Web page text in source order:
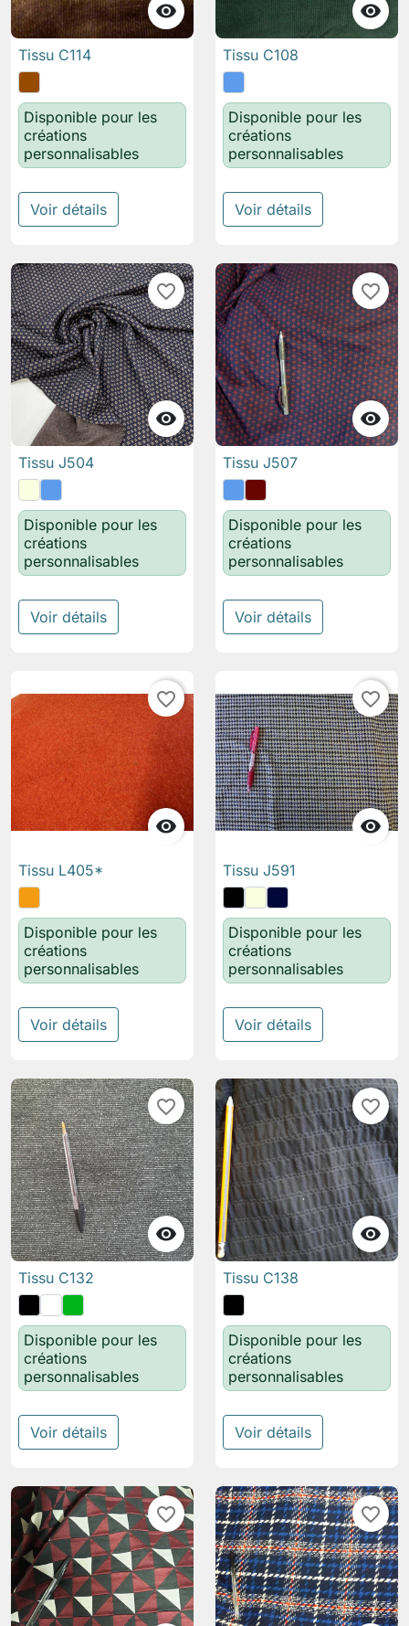

Tissu C114
Disponible pour les
créations
personnalisables
Voir détails

Tissu C108
Disponible pour les
créations
personnalisables
Voir détails

favorite_border
Tissu J504
Disponible pour les
créations
personnalisables
Voir détails

favorite_border
Tissu J507
Disponible pour les
créations
personnalisables
Voir détails

favorite_border
Tissu L405*
Disponible pour les
créations
personnalisables
Voir détails

favorite_border
Tissu J591
Disponible pour les
créations
personnalisables
Voir détails

favorite_border
Tissu C132
Disponible pour les
créations
personnalisables
Voir détails

favorite_border
Tissu C138
Disponible pour les
créations
personnalisables
Voir détails
favorite_border favorite_border